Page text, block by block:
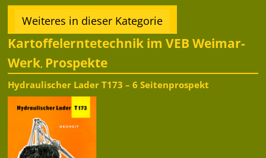
Weiteres in dieser Kategorie
Kartoffelerntetechnik im VEB Weimar-
Werk, Prospekte
Hydraulischer Lader T173 – 6 Seitenprospekt